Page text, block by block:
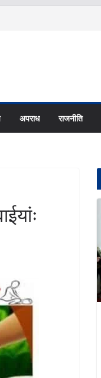
अपराध राजनीति